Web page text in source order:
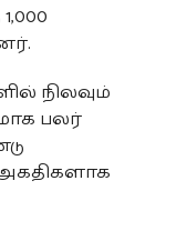
நிலவும்
பலர்